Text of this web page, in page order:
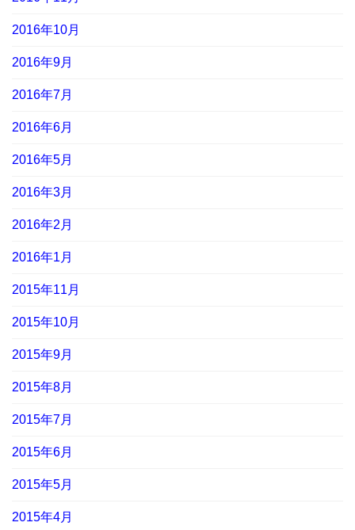
2016年10月
2016年9月
2016年7月
2016年6月
2016年5月
2016年3月
2016年2月
2016年1月
2015年11月
2015年10月
2015年9月
2015年8月
2015年7月
2015年6月
2015年5月
2015年4月